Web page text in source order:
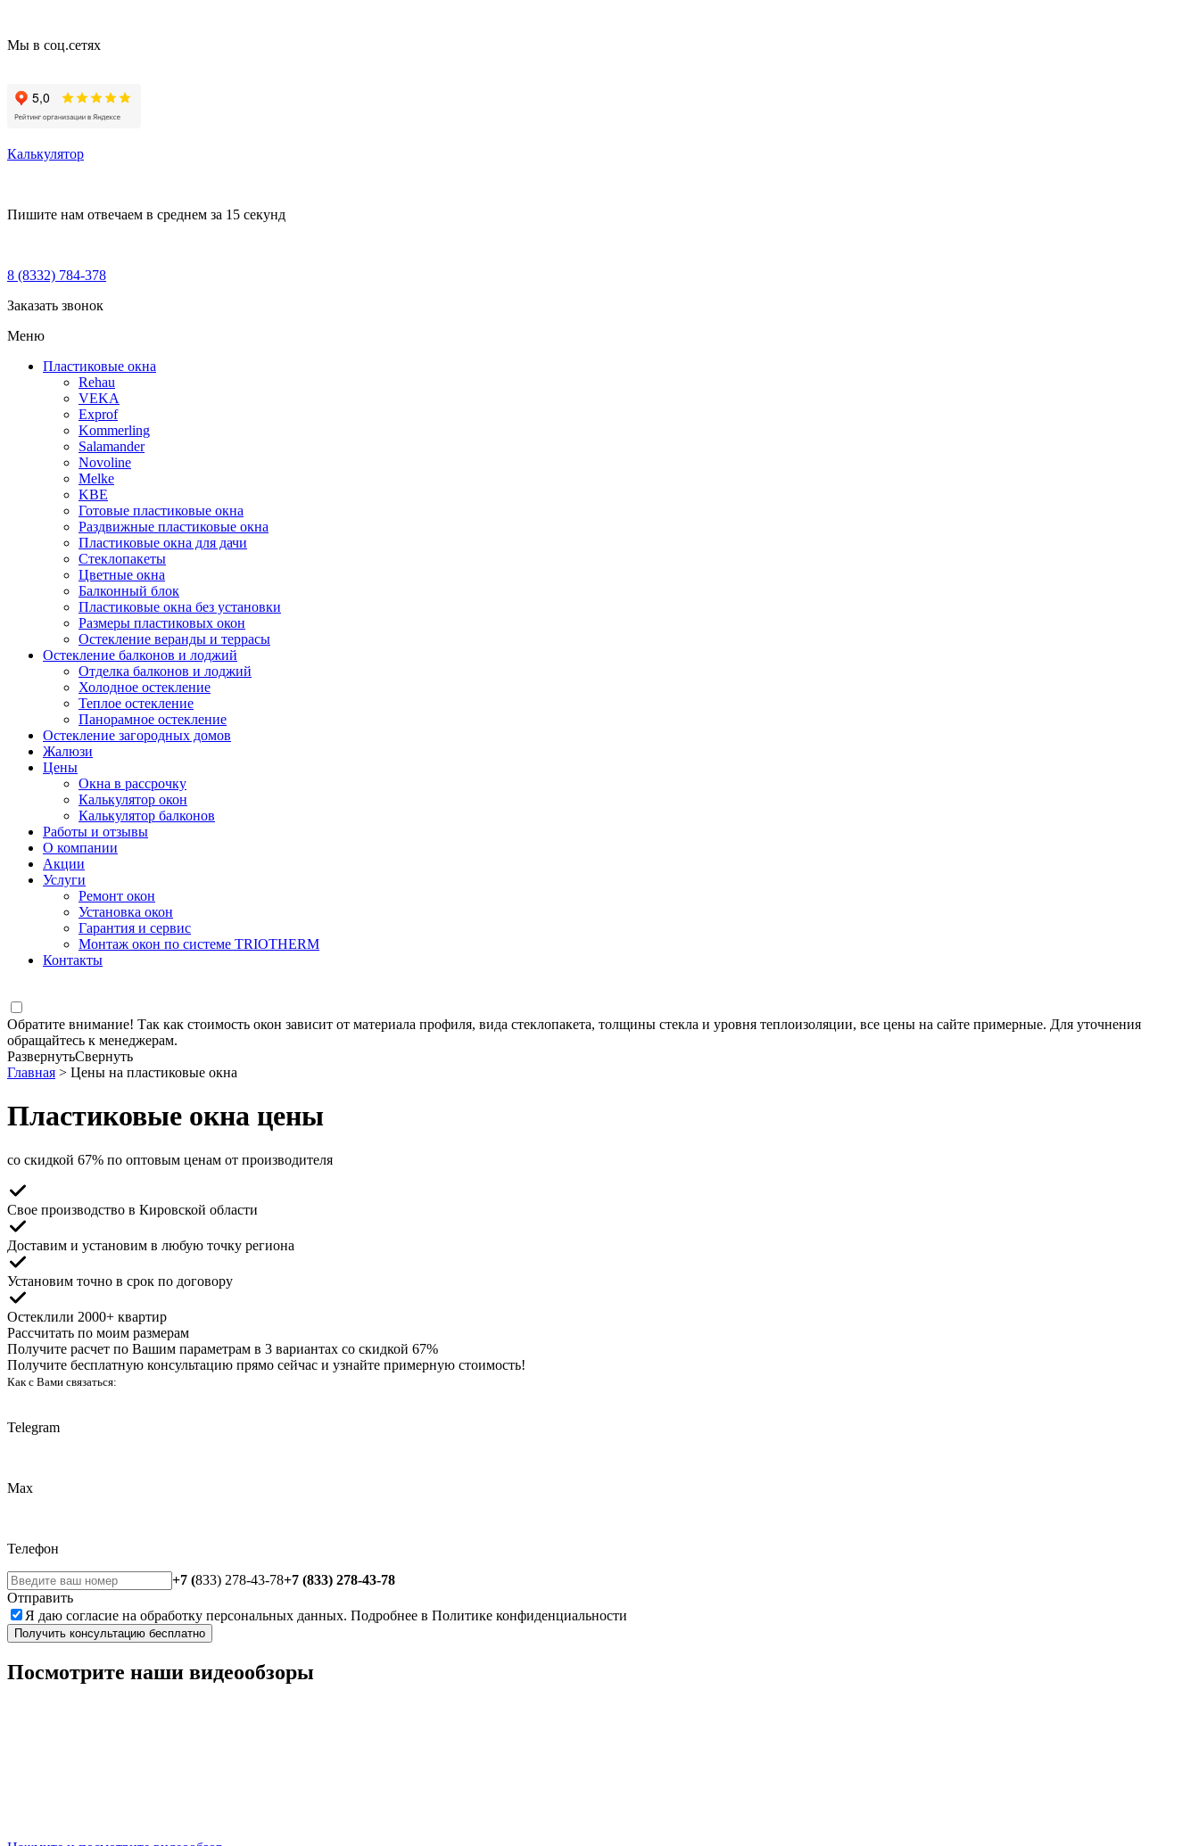
Мы в соц.сетях
Калькулятор
Пишите нам отвечаем в среднем за 15 секунд
8 (8332) 784-378
Заказать звонок
Меню
Пластиковые окна
Rehau
VEKA
Exprof
Kommerling
Salamander
Novoline
Melke
KBE
Готовые пластиковые окна
Раздвижные пластиковые окна
Пластиковые окна для дачи
Стеклопакеты
Цветные окна
Балконный блок
Пластиковые окна без установки
Размеры пластиковых окон
Остекление веранды и террасы
Остекление балконов и лоджий
Отделка балконов и лоджий
Холодное остекление
Теплое остекление
Панорамное остекление
Остекление загородных домов
Жалюзи
Цены
Окна в рассрочку
Калькулятор окон
Калькулятор балконов
Работы и отзывы
О компании
Акции
Услуги
Ремонт окон
Установка окон
Гарантия и сервис
Монтаж окон по системе TRIOTHERM
Контакты
Обратите внимание! Так как стоимость окон зависит от материала профиля, вида стеклопакета, толщины стекла и уровня теплоизоляции, все цены на сайте примерные. Для уточнения
обращайтесь к менеджерам.
РазвернутьСвернуть
Главная > Цены на пластиковые окна
Пластиковые окна цены
со скидкой 67% по оптовым ценам от производителя
Свое производство в Кировской области
Доставим и установим в любую точку региона
Установим точно в срок по договору
Остеклили 2000+ квартир
Рассчитать по моим размерам
Получите расчет по Вашим параметрам в 3 вариантах со скидкой 67%
Получите бесплатную консультацию прямо сейчас и узнайте примерную стоимость!
Как с Вами связаться:
Telegram
Max
Телефон
+7 (833) 278-43-78+7 (833) 278-43-78
Отправить
Я даю согласие на обработку персональных данных. Подробнее в Политике конфиденциальности
Получить консультацию бесплатно
Посмотрите наши видеообзоры